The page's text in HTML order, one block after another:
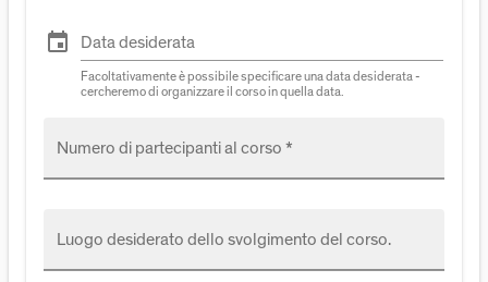
event Data desiderata
Facoltativamente è possibile specificare una data desiderata -
cercheremo di organizzare il corso in quella data.
Numero di partecipanti al corso *
Luogo desiderato dello svolgimento del corso.